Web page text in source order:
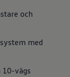
och
med
10-vägs